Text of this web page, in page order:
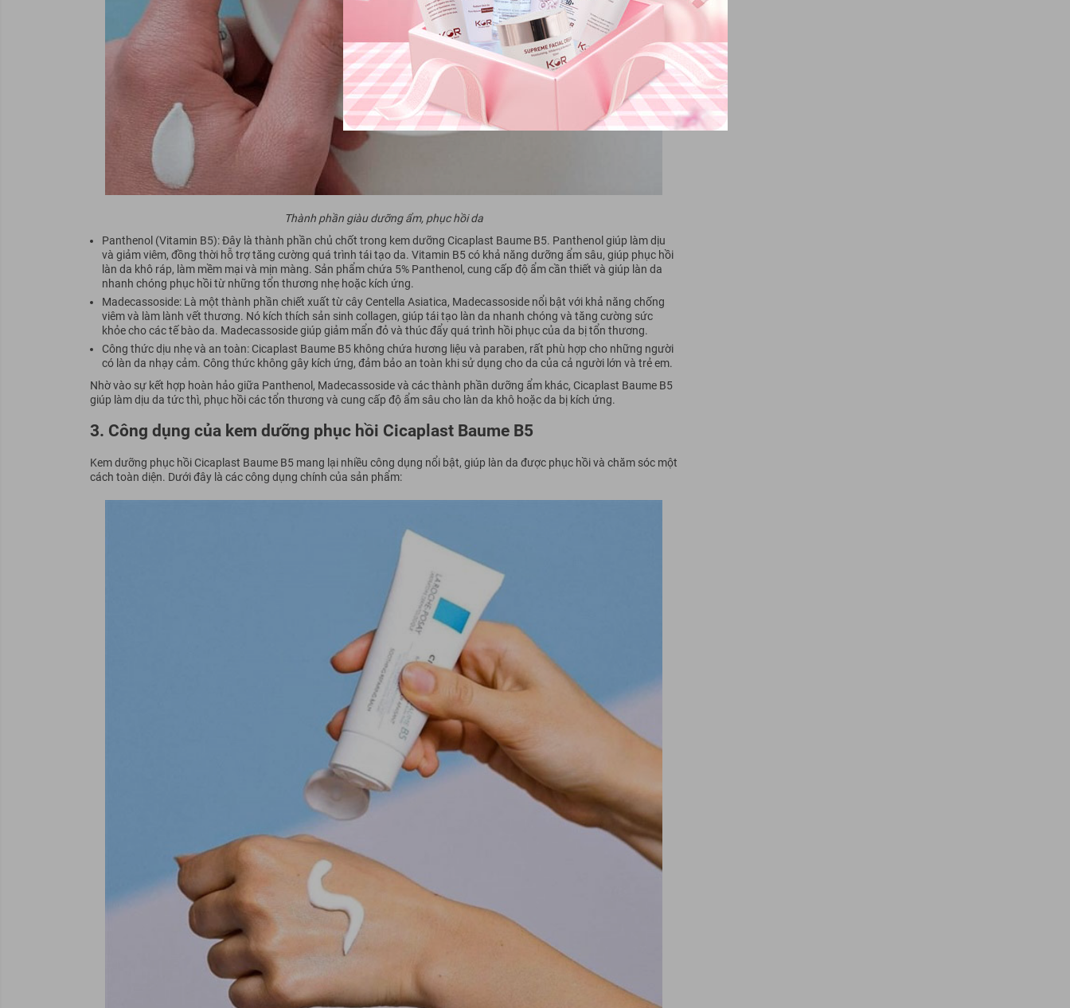
Thành phần giàu dưỡng ẩm, phục hồi da
Panthenol (Vitamin B5): Đây là thành phần chủ chốt trong kem dưỡng Cicaplast Baume B5. Panthenol giúp làm dịu
và giảm viêm, đồng thời hỗ trợ tăng cường quá trình tái tạo da. Vitamin B5 có khả năng dưỡng ẩm sâu, giúp phục hồi
làn da khô ráp, làm mềm mại và mịn màng. Sản phẩm chứa 5% Panthenol, cung cấp độ ẩm cần thiết và giúp làn da
nhanh chóng phục hồi từ những tổn thương nhẹ hoặc kích ứng.
Madecassoside: Là một thành phần chiết xuất từ cây Centella Asiatica, Madecassoside nổi bật với khả năng chống
viêm và làm lành vết thương. Nó kích thích sản sinh collagen, giúp tái tạo làn da nhanh chóng và tăng cường sức
khỏe cho các tế bào da. Madecassoside giúp giảm mẩn đỏ và thúc đẩy quá trình hồi phục của da bị tổn thương.
Công thức dịu nhẹ và an toàn: Cicaplast Baume B5 không chứa hương liệu và paraben, rất phù hợp cho những người
có làn da nhạy cảm. Công thức không gây kích ứng, đảm bảo an toàn khi sử dụng cho da của cả người lớn và trẻ em.
Nhờ vào sự kết hợp hoàn hảo giữa Panthenol, Madecassoside và các thành phần dưỡng ẩm khác, Cicaplast Baume B5
giúp làm dịu da tức thì, phục hồi các tổn thương và cung cấp độ ẩm sâu cho làn da khô hoặc da bị kích ứng.
3. Công dụng của kem dưỡng phục hồi Cicaplast Baume B5
Kem dưỡng phục hồi Cicaplast Baume B5 mang lại nhiều công dụng nổi bật, giúp làn da được phục hồi và chăm sóc một
cách toàn diện. Dưới đây là các công dụng chính của sản phẩm: